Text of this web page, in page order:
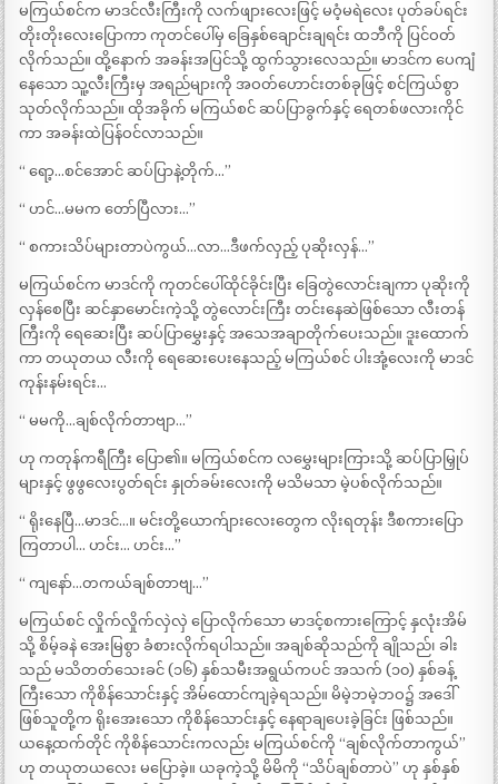
မကြယ်စင်က မာဒင်လီးကြီးကို လက်ဖျားလေးဖြင့် မဝံ့မရဲလေး ပုတ်ခပ်ရင်း
တိုးတိုးလေးပြောကာ ကုတင်ပေါ်မှ ခြေနှစ်ချောင်းချရင်း ထဘီကို ပြင်ဝတ်
လိုက်သည်။ ထို့နောက် အခန်းအပြင်သို့ ထွက်သွားလေသည်။ မာဒင်က ပေကျံ
နေသော သူ့လီးကြီးမှ အရည်များကို အဝတ်ဟောင်းတစ်ခုဖြင့် စင်ကြယ်စွာ
သုတ်လိုက်သည်။ ထိုအခိုက် မကြယ်စင် ဆပ်ပြာခွက်နှင့် ရေတစ်ဖလားကိုင်
ကာ အခန်းထဲပြန်ဝင်လာသည်။
“ ရော့…စင်အောင် ဆပ်ပြာနဲ့တိုက်…”
“ ဟင်…မမက တော်ပြီလား…”
“ စကားသိပ်များတာပဲကွယ်…လာ…ဒီဖက်လှည့် ပုဆိုးလှန်…”
မကြယ်စင်က မာဒင်ကို ကုတင်ပေါ်ထိုင်ခိုင်းပြီး ခြေတွဲလောင်းချကာ ပုဆိုးကို
လှန်စေပြီး ဆင်နှာမောင်းကဲ့သို့ တွဲလောင်းကြီး တင်းနေဆဲဖြစ်သော လီးတန်
ကြီးကို ရေဆေးပြီး ဆပ်ပြာမွှေးနှင့် အသေအချာတိုက်ပေးသည်။ ဒူးထောက်
ကာ တယုတယ လီးကို ရေဆေးပေးနေသည့် မကြယ်စင် ပါးအုံ့လေးကို မာဒင်
ကုန်းနမ်းရင်း…
“ မမကို…ချစ်လိုက်တာဗျာ…”
ဟု ကတုန်ကရီကြီး ပြော၏။ မကြယ်စင်က လမွှေးများကြားသို့ ဆပ်ပြာမြှုပ်
များနှင့် ဖွဖွလေးပွတ်ရင်း နှုတ်ခမ်းလေးကို မသိမသာ မဲ့ပစ်လိုက်သည်။
“ ရိုးနေပြီ…မာဒင်…။ မင်းတို့ယောက်ျားလေးတွေက လိုးရတုန်း ဒီစကားပြော
ကြတာပါ… ဟင်း… ဟင်း…”
“ ကျနော်…တကယ်ချစ်တာဗျ…”
မကြယ်စင် လှိုက်လှိုက်လှဲလှဲ ပြောလိုက်သော မာဒင့်စကားကြောင့် နှလုံးအိမ်
သို့ စိမ့်ခနဲ အေးမြစွာ ခံစားလိုက်ရပါသည်။ အချစ်ဆိုသည်ကို ချိုသည်၊ ခါး
သည် မသိတတ်သေးခင် (၁၆) နှစ်သမီးအရွယ်ကပင် အသက် (၁၀) နှစ်ခန့်
ကြီးသော ကိုစိန်သောင်းနှင့် အိမ်ထောင်ကျခဲ့ရသည်။ မိမဲ့ဘမဲ့ဘဝ၌ အဒေါ်
ဖြစ်သူတို့က ရိုးအေးသော ကိုစိန်သောင်းနှင့် နေရာချပေးခဲ့ခြင်း ဖြစ်သည်။
ယနေ့ထက်တိုင် ကိုစိန်သောင်းကလည်း မကြယ်စင်ကို “ချစ်လိုက်တာကွယ်”
ဟု တယုတယလေး မပြောခဲ့။ ယခုကဲ့သို့ မိမိကို “သိပ်ချစ်တာပဲ” ဟု နှစ်နှစ်